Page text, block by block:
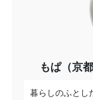
もぱ（京
暮らしのふとし